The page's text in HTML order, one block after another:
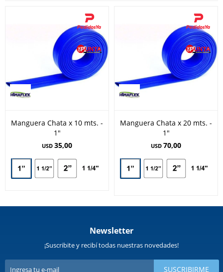
Manguera Chata x 10 mts. -
1"
USD 35,00
Manguera Chata x 20 mts. -
1"
USD 70,00
Newsletter
¡Suscribite y recibí todas nuestras novedades!
SUSCRIBIRME